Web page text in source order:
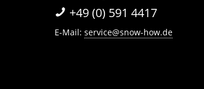
+49 (0) 591 4417
E-Mail: service@snow-how.de